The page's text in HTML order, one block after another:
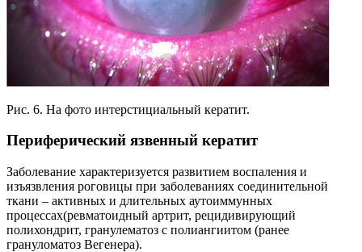
Рис. 6. На фото интерстициальный кератит.
Периферический язвенный кератит
Заболевание характеризуется развитием воспаления и
изъязвления роговицы при заболеваниях соединительной
ткани – активных и длительных аутоиммунных
процессах(ревматоидный артрит, рецидивирующий
полихондрит, гранулематоз с полиангиитом (ранее
грануломатоз Вегенера).